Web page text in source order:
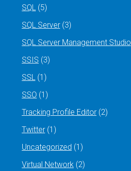
SQL(5)
SQL Server(3)
SQL Server Management Studio
SSIS (3)
SSL(1)
SSO (1)
Tracking Profile Editor(2)
Twitter(1)
Uncategorized (1)
Virtual Network(2)